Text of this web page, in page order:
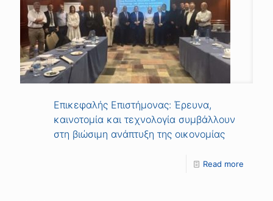
Επικεφαλής Επιστήμονας: Έρευνα,
καινοτομία και τεχνολογία συμβάλλουν
στη βιώσιμη ανάπτυξη της οικονομίας
Read more